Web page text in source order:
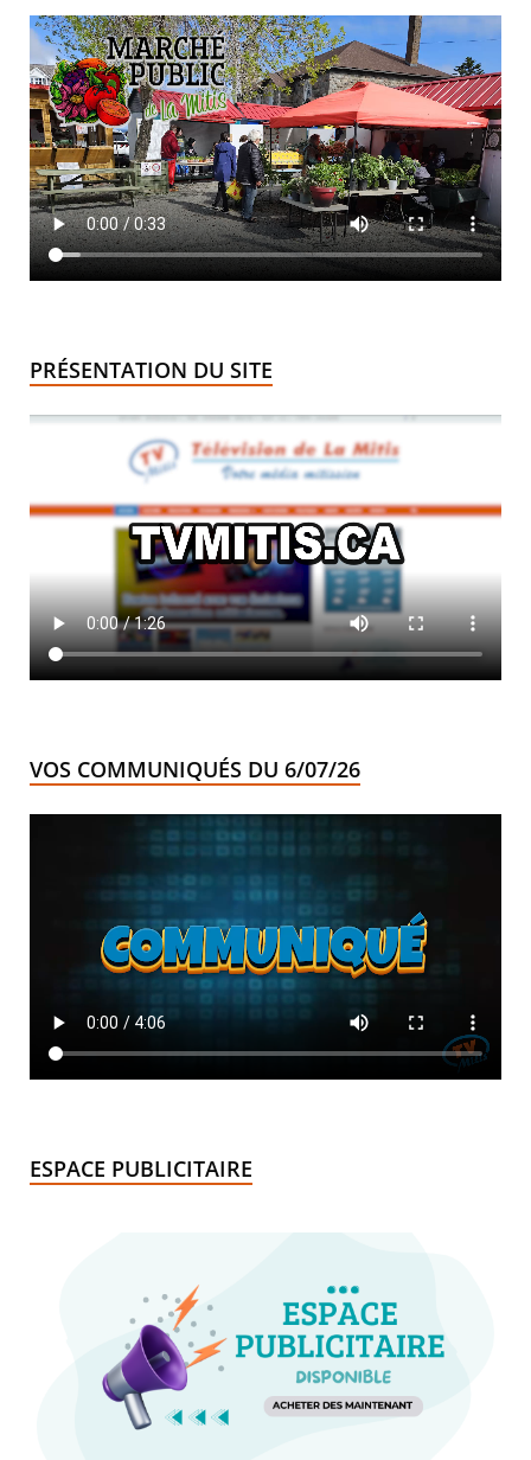
PRÉSENTATION DU SITE
VOS COMMUNIQUÉS DU 6/07/26
ESPACE PUBLICITAIRE